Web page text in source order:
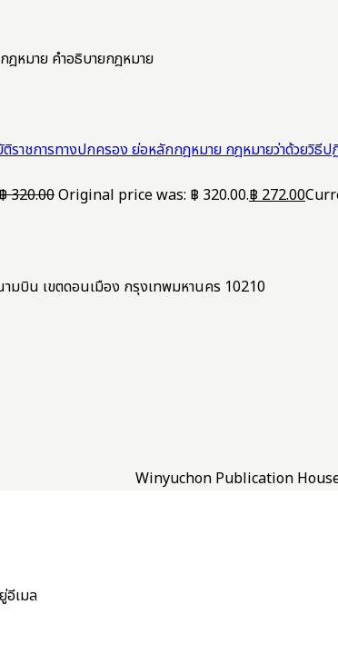
ฎหมาย คำอธิบายกฎหมาย
ย่อหลักกฎหมาย กฎหมายว่าด้วยวิธี
320.00Original price was: ฿ 320.00.฿272.00
มบิน เขตดอนเมือง กรุงเทพมหานคร 10210
Winyuchon Publication
อีเมล